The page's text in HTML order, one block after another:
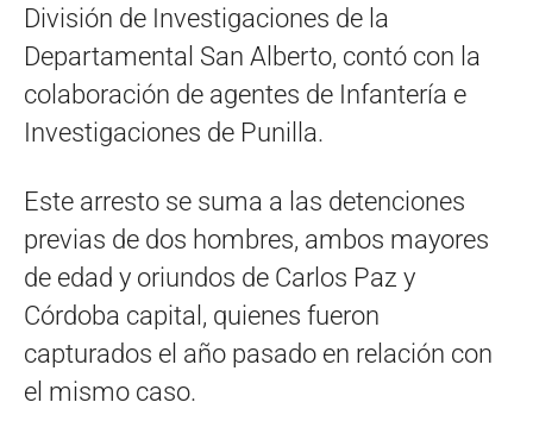
División de Investigaciones de la
Departamental San Alberto, contó con la
colaboración de agentes de Infantería e
Investigaciones de Punilla.
Este arresto se suma a las detenciones
previas de dos hombres, ambos mayores
de edad y oriundos de Carlos Paz y
Córdoba capital, quienes fueron
capturados el año pasado en relación con
el mismo caso.